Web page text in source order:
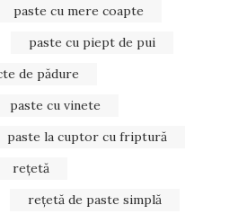
paste cu mere coapte
paste cu piept de pui
de pădure
paste cu vinete
paste la cuptor cu friptură
rețetă
rețetă de paste simplă